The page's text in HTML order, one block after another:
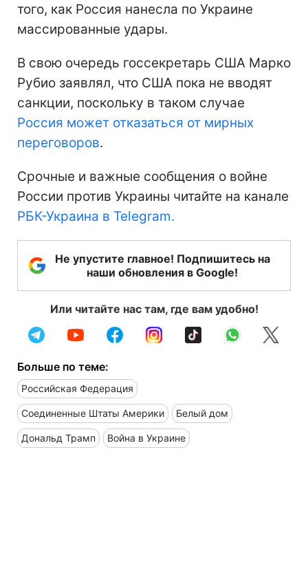
того, как Россия нанесла по Украине
массированные удары.
В свою очередь госсекретарь США Марко
Рубио заявлял, что США пока не вводят
санкции, поскольку в таком случае
Россия может отказаться от мирных
переговоров.
Срочные и важные сообщения о войне
России против Украины читайте на канале
РБК-Украина в Telegram.
Не упустите главное! Подпишитесь на
наши обновления в Google!
Или читайте нас там, где вам удобно!
Больше по теме:
Российская Федерация
Соединенные Штаты Америки Белый дом
Дональд Трамп Война в Украине